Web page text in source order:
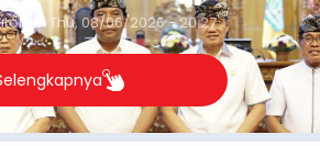
onThu, 08/06/2026 - 20:27